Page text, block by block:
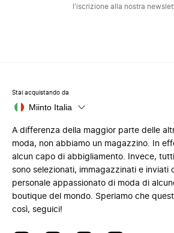
l'iscrizione alla nostra
Stai acquistando da
Miinto Italia
A differenza della maggior parte delle
moda, non abbiamo un magazzino. In
alcun capo di abbigliamento. Invece,
sono selezionati, immagazzinati e inviati
personale appassionato di moda di
boutique del mondo. Speriamo che
così, seguici!